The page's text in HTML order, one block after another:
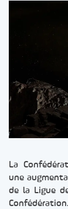
La
une
de la Ligue
Confédération.